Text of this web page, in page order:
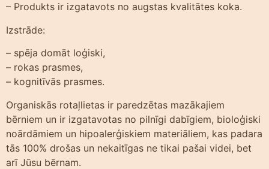
– Produkts ir izgatavots no augstas kvalitātes koka.
Izstrāde:
– spēja domāt loģiski,
– rokas prasmes,
– kognitīvās prasmes.
Organiskās rotaļlietas ir paredzētas mazākajiem
bērniem un ir izgatavotas no pilnīgi dabīgiem, bioloģiski
noārdāmiem un hipoalerģiskiem materiāliem, kas padara
tās 100% drošas un nekaitīgas ne tikai pašai videi, bet
arī Jūsu bērnam.